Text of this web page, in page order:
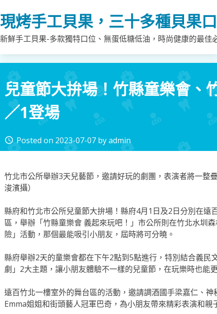
to
content
現烤手工貝果，三十多種貝果
新鮮手工貝果-多款獨特口位、無蛋低糖低油，時尚健康的最
兒童節大拚場！竹縣童樂會、
／1登場
access_time Posted on 2023-07-07 byadmin
竹北市公所舉辦3天兒藝節，邀請好玩的劇團，表演者將一整
浚濱攝）
縣府和竹北市公所兒童節大拚場！縣府4月1日及2日分別在遠
區，舉辦「竹縣童樂會 義起來玩吧！」市公所則在竹北水圳
險」活動，那個最能吸引小朋友，屆時將可分曉。
縣府舉辦2天的童樂會都在下午2點到5點進行，特別結合義民
劇」2大主題，讓小朋友體驗不一樣的兒童節，在玩樂時也能
遠百竹北一樓室外的舞台區的活動，邀請調酒國手梁嘉仁、
Emma姐姐和街頭藝人冠軍巴奇，為小朋友帶來精彩表演和親